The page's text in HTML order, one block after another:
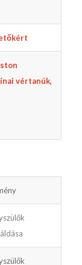
vértanúk,